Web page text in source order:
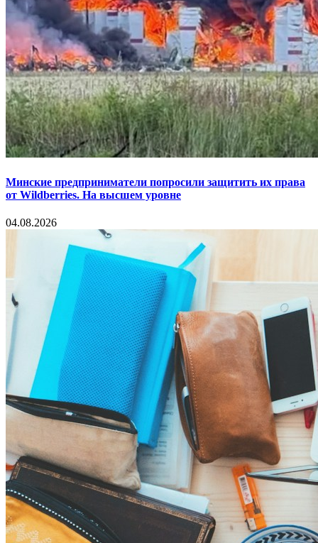
Минские предприниматели попросили защитить их права
от Wildberries. На высшем уровне
04.08.2026